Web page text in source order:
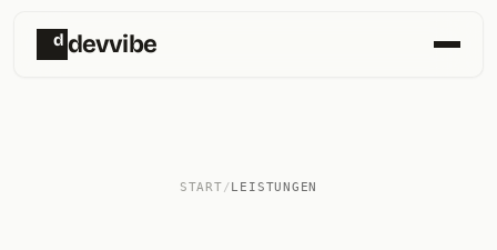
d devvibe
START/LEISTUNGEN